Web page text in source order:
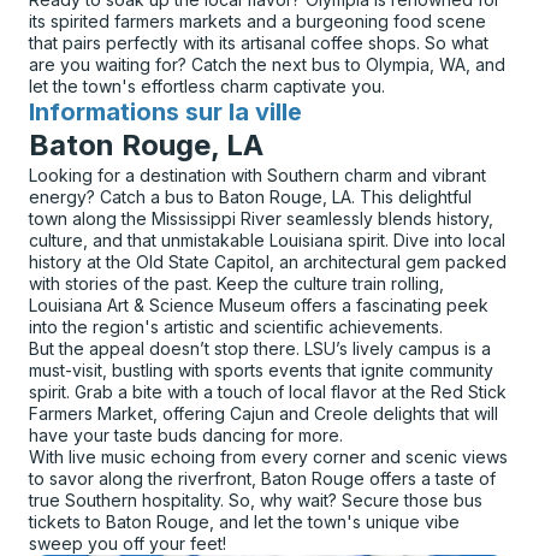
its spirited farmers markets and a burgeoning food scene
that pairs perfectly with its artisanal coffee shops. So what
are you waiting for? Catch the next bus to Olympia, WA, and
let the town's effortless charm captivate you.
Informations sur la ville
pour
Baton Rouge, LA
Looking for a destination with Southern charm and vibrant
energy? Catch a bus to Baton Rouge, LA. This delightful
town along the Mississippi River seamlessly blends history,
culture, and that unmistakable Louisiana spirit. Dive into local
history at the Old State Capitol, an architectural gem packed
with stories of the past. Keep the culture train rolling,
Louisiana Art & Science Museum offers a fascinating peek
into the region's artistic and scientific achievements.
But the appeal doesn’t stop there. LSU’s lively campus is a
must-visit, bustling with sports events that ignite community
spirit. Grab a bite with a touch of local flavor at the Red Stick
Farmers Market, offering Cajun and Creole delights that will
have your taste buds dancing for more.
With live music echoing from every corner and scenic views
to savor along the riverfront, Baton Rouge offers a taste of
true Southern hospitality. So, why wait? Secure those bus
tickets to Baton Rouge, and let the town's unique vibe
sweep you off your feet!